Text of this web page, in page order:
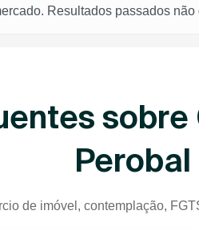
Resultados passados não
Perobal
de imóvel, contemplação,